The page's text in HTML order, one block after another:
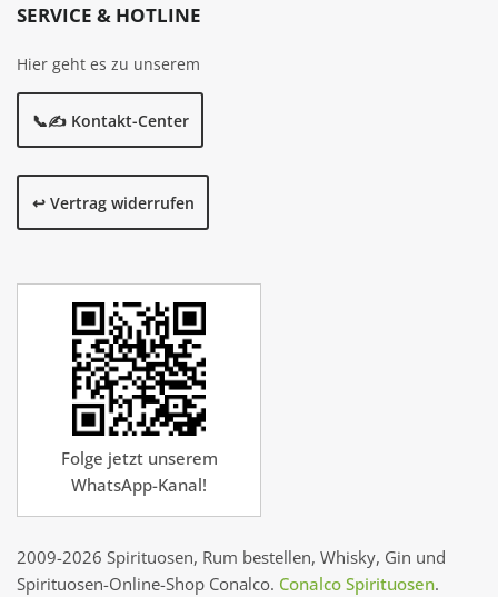
SERVICE & HOTLINE
Hier geht es zu unserem
📞✍️ Kontakt-Center
↩️ Vertrag widerrufen
Folge jetzt unserem
WhatsApp-Kanal!
2009-2026 Spirituosen, Rum bestellen, Whisky, Gin und
Spirituosen-Online-Shop Conalco. Conalco Spirituosen.